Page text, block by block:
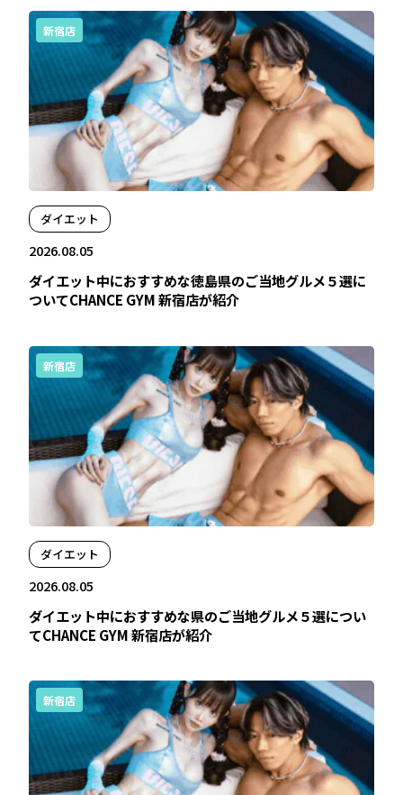
新宿店
ダイエット
2026.08.05
ダイエット中におすすめな徳島県のご当地グルメ５選に
ついてCHANCE GYM 新宿店が紹介
新宿店
ダイエット
2026.08.05
ダイエット中におすすめな県のご当地グルメ５選につい
てCHANCE GYM 新宿店が紹介
新宿店